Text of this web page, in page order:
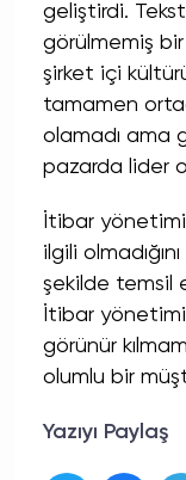
geliştirdi.
görülmemiş bir
şirket içi
tamamen
olamadı ama
pazarda lider
İtibar
ilgili
şekilde temsil
İtibar
görünür
olumlu bir
Yazıyı Paylaş